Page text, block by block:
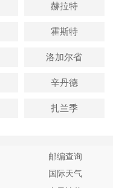
赫拉特
霍斯特
洛加尔省
辛丹德
扎兰季
邮编查询
国际天气